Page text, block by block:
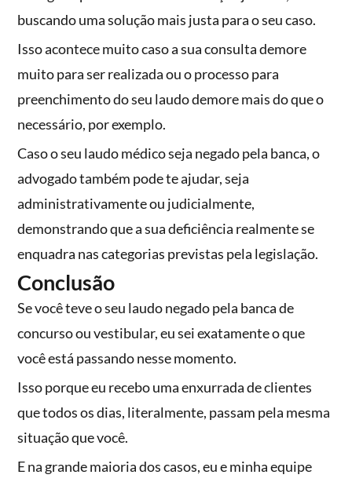
buscando uma solução mais justa para o seu caso.
Isso acontece muito caso a sua consulta demore
muito para ser realizada ou o processo para
preenchimento do seu laudo demore mais do que o
necessário, por exemplo.
Caso o seu laudo médico seja negado pela banca, o
advogado também pode te ajudar, seja
administrativamente ou judicialmente,
demonstrando que a sua deficiência realmente se
enquadra nas categorias previstas pela legislação.
Conclusão
Se você teve o seu laudo negado pela banca de
concurso ou vestibular, eu sei exatamente o que
você está passando nesse momento.
Isso porque eu recebo uma enxurrada de clientes
que todos os dias, literalmente, passam pela mesma
situação que você.
E na grande maioria dos casos, eu e minha equipe